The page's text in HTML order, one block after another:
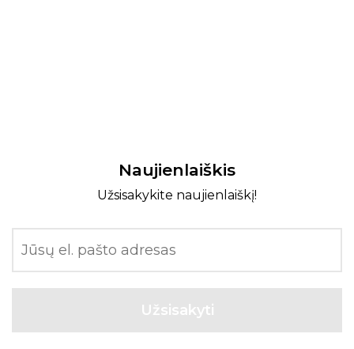
Naujienlaiškis
Užsisakykite naujienlaiškį!